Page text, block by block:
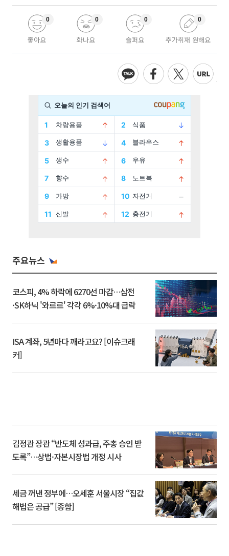
좋아요
0
화나요
0
슬퍼요
0
추가취재 원해요
0
주요뉴스
코스피, 4% 하락에 6270선 마감…삼전
·SK하닉 '와르르' 각각 6%·10%대 급락
ISA 계좌, 5년마다 깨라고요? [이슈크래
커]
김정관 장관 “반도체 성과급, 주총 승인 받
도록”…상법·자본시장법 개정 시사
세금 꺼낸 정부에…오세훈 서울시장 “집값
해법은 공급” [종합]